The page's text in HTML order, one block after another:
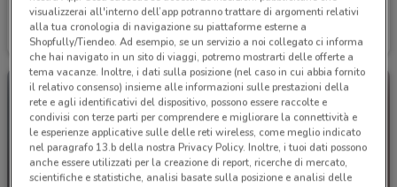
Emu
Scade il 31/12 3.1 km
Barazza
Scade il 31/12 6.6 km
visualizzerai all'interno dell’app potranno trattare di argomenti relativi
alla tua cronologia di navigazione su piattaforme esterne a
Shopfully/Tiendeo. Ad esempio, se un servizio a noi collegato ci informa
che hai navigato in un sito di viaggi, potremo mostrarti delle offerte a
tema vacanze. Inoltre, i dati sulla posizione (nel caso in cui abbia fornito
il relativo consenso) insieme alle informazioni sulle prestazioni della
rete e agli identificativi del dispositivo, possono essere raccolte e
condivisi con terze parti per comprendere e migliorare la connettività e
le esperienze applicative sulle delle reti wireless, come meglio indicato
nel paragrafo 13.b della nostra Privacy Policy. Inoltre, i tuoi dati possono
anche essere utilizzati per la creazione di report, ricerche di mercato,
scientifiche e statistiche, analisi basate sulla posizione e analisi delle